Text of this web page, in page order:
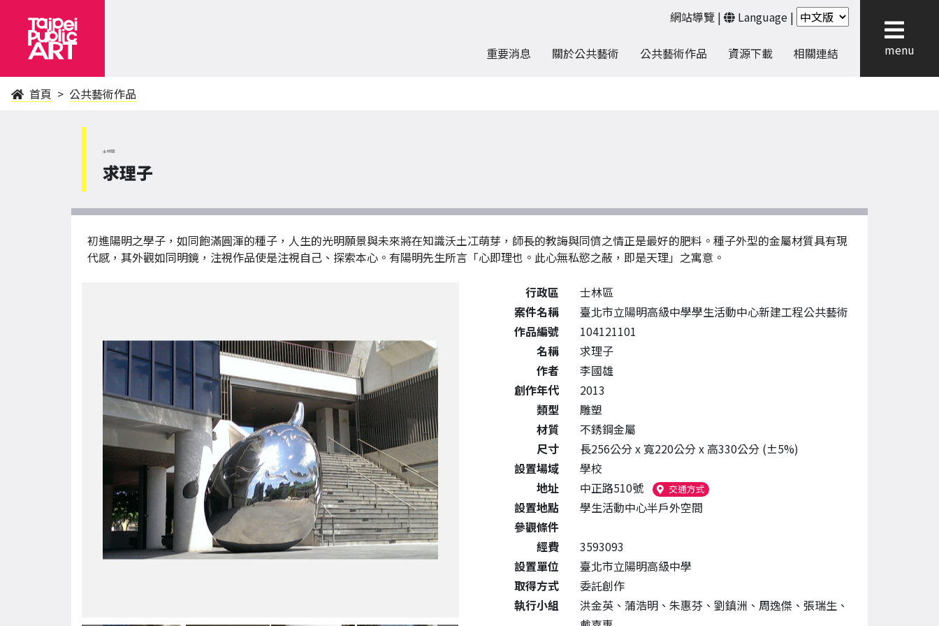
網站導覽 | Language |
重要消息 關於公共藝術 公共藝術作品 資源下載 相關連結 menu
首頁 公共藝術作品
士林區
求理子
初進陽明之學子，如同飽滿圓渾的種子，人生的光明願景與未來將在知識沃土冮萌芽，師長的教誨與同儕之情正是最好的肥料。種子外型的金屬材質具有現
代感，其外觀如同明鏡，注視作品使是注視自己、探索本心。有陽明先生所言「心即理也。此心無私慾之蔽，即是天理」之寓意。
公共藝術作品詳細資料
行政區
士林區
案件名稱
臺北市立陽明高級中學學生活動中心新建工程公共藝術
作品編號
104121101
名稱
求理子
作者
李國雄
創作年代
2013
類型
雕塑
材質
不銹鋼金屬
尺寸
長256公分 x 寬220公分 x 高330公分 (±5%)
設置場域
學校
地址
中正路510號 交通方式（另開新視窗）
設置地點
學生活動中心半戶外空間
參觀條件
經費
3593093
設置單位
臺北市立陽明高級中學
取得方式
委託創作
執行小組
洪金英、蒲浩明、朱惠芬、劉鎮洲、周逸傑、張瑞生、